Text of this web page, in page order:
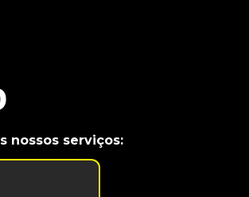
nossos serviços: